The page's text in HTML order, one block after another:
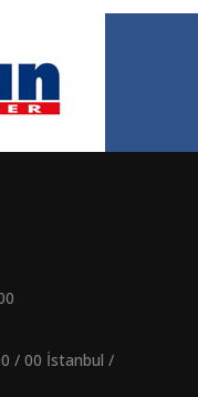
/ 00 İstanbul /